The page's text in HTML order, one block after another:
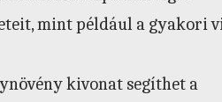
mint például a gyakori
kivonat segíthet a